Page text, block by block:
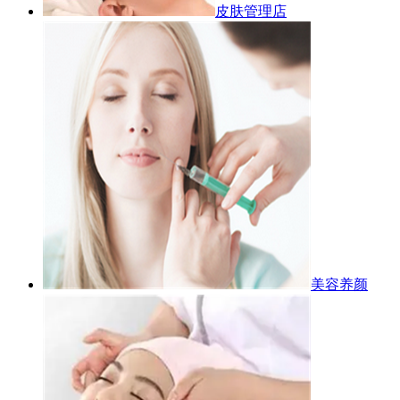
皮肤管理店
美容养颜